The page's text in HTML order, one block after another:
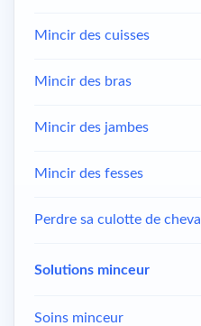
Mincir des cuisses
Mincir des bras
Mincir des jambes
Mincir des fesses
Perdre sa culotte de cheval
Solutions minceur
Soins minceur